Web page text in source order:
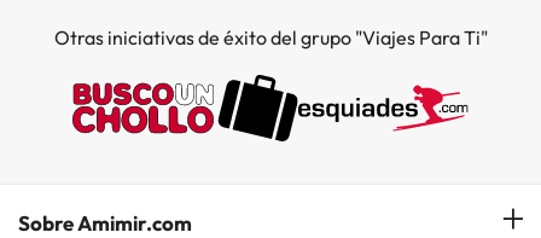
Otras iniciativas de éxito del grupo "Viajes Para Ti"
Sobre Amimir.com